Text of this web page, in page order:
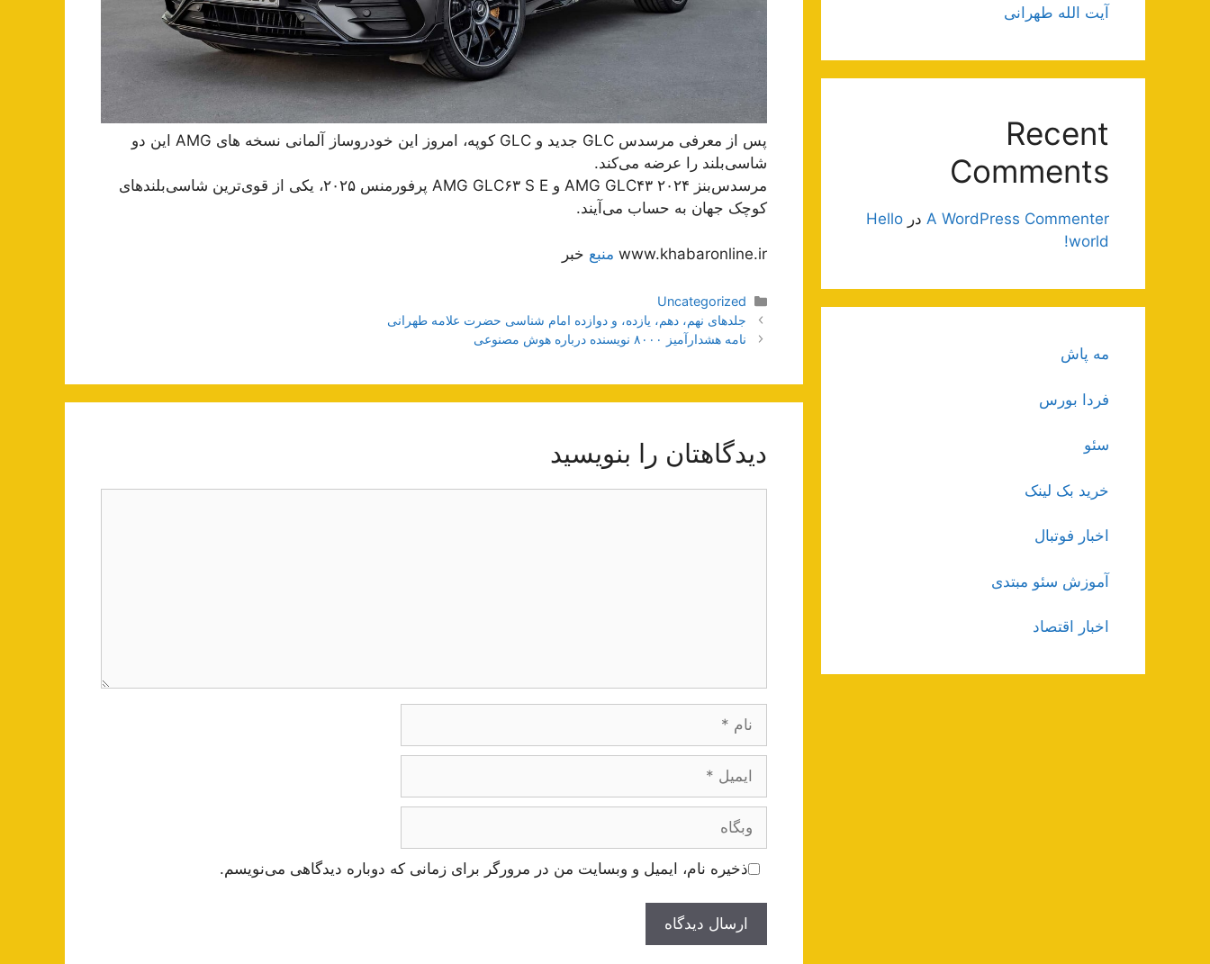
پس از معرفی مرسدس GLC جدید و GLC کوپه، امروز این خودروساز آلمانی نسخه های AMG این دو
شاسی‌بلند را عرضه می‌کند.
مرسدس‌بنز AMG GLC۴۳ ۲۰۲۴ و AMG GLC۶۳ S E پرفورمنس ۲۰۲۵، یکی از قوی‌ترین شاسی‌بلندهای
کوچک جهان به حساب می‌آیند.
www.khabaronline.ir منبع خبر
دسته‌ها
Uncategorized
ناوبری
نوشته‌ها
جلدهای نهم، دهم، یازده، و دوازده امام شناسی حضرت علامه طهرانی
نامه هشدارآمیز ۸۰۰۰ نویسنده درباره هوش مصنوعی
دیدگاهتان را بنویسید
وبگاه
ذخیره نام، ایمیل و وبسایت من در مرورگر برای زمانی که دوباره دیدگاهی می‌نویسم.
آیت الله طهرانی
Recent
Comments
A WordPress Commenter در Hello
world!
مه پاش
فردا بورس
سئو
خرید بک لینک
اخبار فوتبال
آموزش سئو مبتدی
اخبار اقتصاد